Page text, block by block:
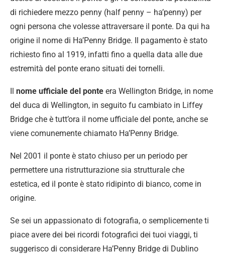
di richiedere mezzo penny (half penny – ha’penny) per
ogni persona che volesse attraversare il ponte. Da qui ha
origine il nome di Ha’Penny Bridge. Il pagamento è stato
richiesto fino al 1919, infatti fino a quella data alle due
estremità del ponte erano situati dei tornelli.
Il nome ufficiale del ponte era Wellington Bridge, in nome
del duca di Wellington, in seguito fu cambiato in Liffey
Bridge che è tutt’ora il nome ufficiale del ponte, anche se
viene comunemente chiamato Ha’Penny Bridge.
Nel 2001 il ponte è stato chiuso per un periodo per
permettere una ristrutturazione sia strutturale che
estetica, ed il ponte è stato ridipinto di bianco, come in
origine.
Se sei un appassionato di fotografia, o semplicemente ti
piace avere dei bei ricordi fotografici dei tuoi viaggi, ti
suggerisco di considerare Ha’Penny Bridge di Dublino